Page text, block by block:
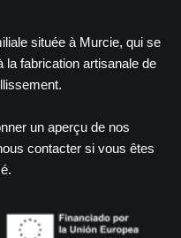
située à Murcie, qui se
fabrication artisanale de
un aperçu de nos
contacter si vous êtes